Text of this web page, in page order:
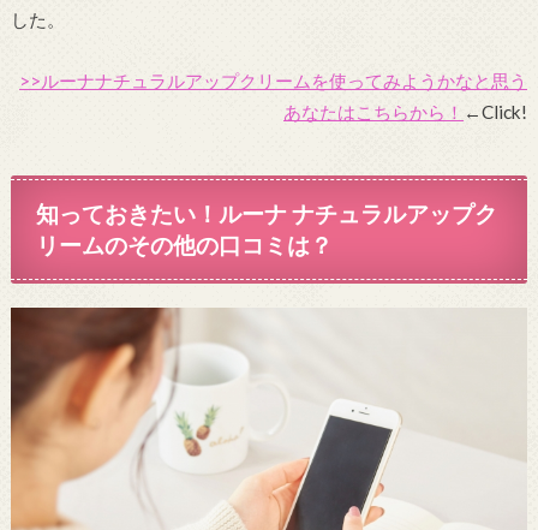
した。
>>ルーナナチュラルアップクリームを使ってみようかなと思う
あなたはこちらから！ ←Click!
知っておきたい！ルーナ ナチュラルアップク
リームのその他の口コミは？